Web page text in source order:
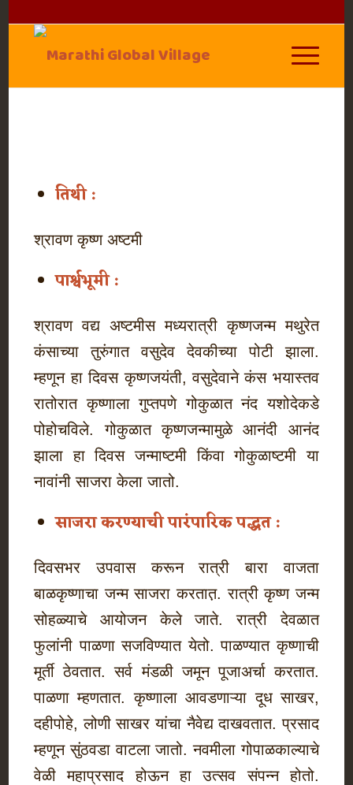
तिथी :
श्रावण कृष्ण अष्टमी
पार्श्वभूमी :
श्रावण वद्य अष्टमीस मध्यरात्री कृष्णजन्म मथुरेत
कंसाच्या तुरुंगात वसुदेव देवकीच्या पोटी झाला.
म्हणून हा दिवस कृष्णजयंती, वसुदेवाने कंस भयास्तव
रातोरात कृष्णाला गुप्तपणे गोकुळात नंद यशोदेकडे
पोहोचविले. गोकुळात कृष्णजन्मामुळे आनंदी आनंद
झाला हा दिवस जन्माष्टमी किंवा गोकुळाष्टमी या
नावांनी साजरा केला जातो.
साजरा करण्याची पारंपारिक पद्धत :
दिवसभर उपवास करून रात्री बारा वाजता
बाळकृष्णाचा जन्म साजरा करतात़. रात्री कृष्ण जन्म
सोहळ्याचे आयोजन केले जाते. रात्री देवळात
फुलांनी पाळणा सजविण्यात येतो. पाळण्यात कृष्णाची
मूर्ती ठेवतात. सर्व मंडळी जमून पूजाअर्चा करतात.
पाळणा म्हणतात. कृष्णाला आवडणाऱ्या दूध साखर,
दहीपोहे, लोणी साखर यांचा नैवेद्य दाखवतात. प्रसाद
म्हणून सुंठवडा वाटला जातो. नवमीला गोपाळकाल्याचे
वेळी महाप्रसाद होऊन हा उत्सव संपन्न होतो.